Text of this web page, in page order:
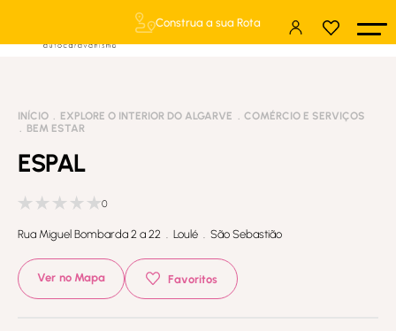
Construa a sua Rota
INÍCIO EXPLORE O INTERIOR DO ALGARVE
COMÉRCIO E SERVIÇOS
BEM ESTAR
ESPAL
0
Rua Miguel Bombarda 2 a 22 . Loulé . São Sebastião
Ver no Mapa Favoritos